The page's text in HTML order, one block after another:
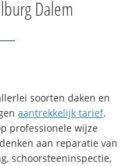
Dalem
soorten daken en
aantrekkelijk tarief.
professionele wijze
aan reparatie van
schoorsteeninspectie,